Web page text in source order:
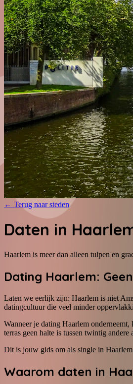
← Terug naar steden
Daten in
Haarlem is meer dan alleen tulpen en
Dating Haarlem:
Laten we eerlijk zijn: Haarlem is niet
datingcultuur die veel minder
Wanneer je dating Haarlem
terras geen halte is tussen twintig
Dit is jouw gids om als single in
Waarom daten in